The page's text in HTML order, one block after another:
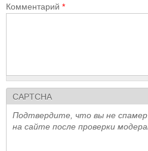
Комментарий *
CAPTCHA
Подтвердите, что вы не
на сайте после проверки